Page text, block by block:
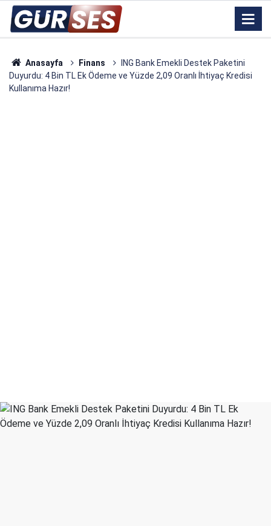
Anasayfa Finans
ING Bank Emekli Destek Paketini
Duyurdu: 4 Bin TL Ek Ödeme ve Yüzde 2,09 Oranlı İhtiyaç Kredisi
Kullanıma Hazır!